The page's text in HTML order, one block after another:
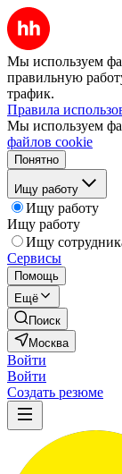
Мы используем
правильную
трафик.
Правила
Мы используем
файлов cookie
Понятно
Ищу работу
Ищу работу
Ищу работу
Ищу
Сервисы
Помощь
Ещё
Поиск
Москва
Войти
Войти
Создать резюме